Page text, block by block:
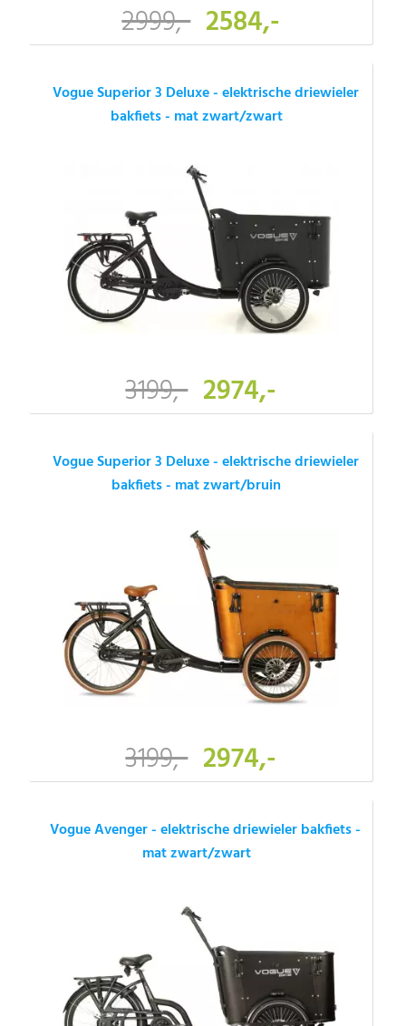
2999,- 2584,-
Vogue Superior 3 Deluxe - elektrische driewieler
bakfiets - mat zwart/zwart
3199,- 2974,-
Vogue Superior 3 Deluxe - elektrische driewieler
bakfiets - mat zwart/bruin
3199,- 2974,-
Vogue Avenger - elektrische driewieler bakfiets -
mat zwart/zwart